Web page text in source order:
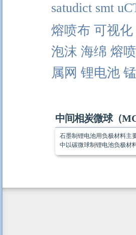
satudict smt
熔喷布 可视化
泡沫 海绵 熔
属网 锂电池
中间相炭微球（
石墨制锂电池用负极材料主
中以碳微球制锂电池负极